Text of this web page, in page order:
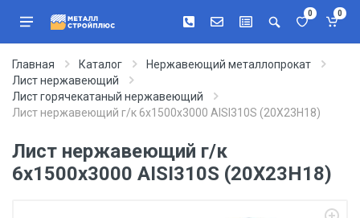
0 0
Главная Каталог
Нержавеющий металлопрокат
Лист нержавеющий
Лист горячекатаный нержавеющий
Лист нержавеющий г/к 6х1500х3000 AISI310S (20Х23Н18)
Лист нержавеющий г/к
6х1500х3000 AISI310S (20Х23Н18)